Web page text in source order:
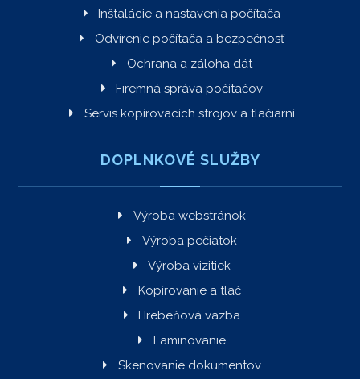
Inštalácie a nastavenia počítača
Odvírenie počítača a bezpečnosť
Ochrana a záloha dát
Firemná správa počítačov
Servis kopírovacích strojov a tlačiarní
DOPLNKOVÉ SLUŽBY
Výroba webstránok
Výroba pečiatok
Výroba vizitiek
Kopírovanie a tlač
Hrebeňová väzba
Laminovanie
Skenovanie dokumentov